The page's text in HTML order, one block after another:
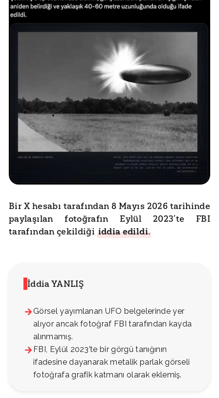
Bir X hesabı tarafından 8 Mayıs 2026 tarihinde
paylaşılan fotoğrafın Eylül 2023’te FBI
tarafından çekildiği iddia edildi.
İddia YANLIŞ
Görsel yayımlanan UFO belgelerinde yer
alıyor ancak fotoğraf FBI tarafından kayda
alınmamış.
FBI, Eylül 2023’te bir görgü tanığının
ifadesine dayanarak metalik parlak görseli
fotoğrafa grafik katmanı olarak eklemiş.